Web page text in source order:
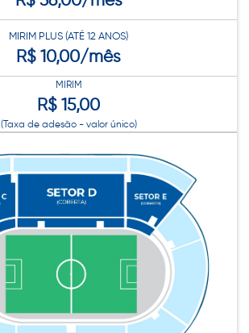
MIRIM PLUS (ATÉ 12 ANOS)
R$ 10,00/mês
MIRIM
R$ 15,00
(Taxa de adesão - valor único)